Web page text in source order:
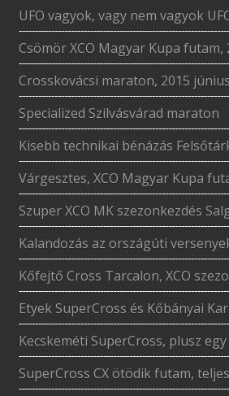
UFO vagyok, vagy nem vagyok
Csömör XCO Magyar Kupa futam,
Crosskovácsi maraton, 2015 június
Specialized Szilvásvárad maraton
Kisebb technikai bénázás
Várgesztes, XCO Magyar Kupa
Szuper XCO MK szezonkezdés
Kalandozás az országúti
Kőfejtő Cross Tarcalon, XCO
Etyek SuperCross és Kőbányai
Kecskeméti SuperCross, plusz
SuperCross CX ötödik futam,